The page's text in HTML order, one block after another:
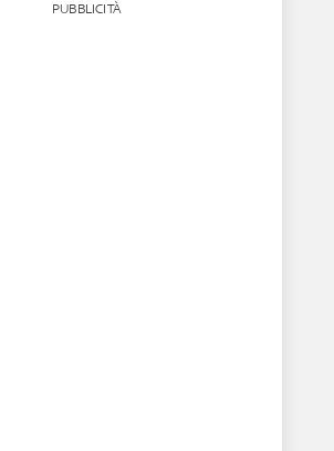
PUBBLICITÀ